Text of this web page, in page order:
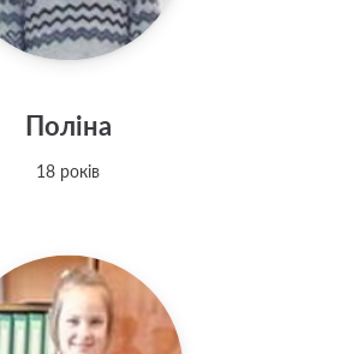
Поліна
18 років